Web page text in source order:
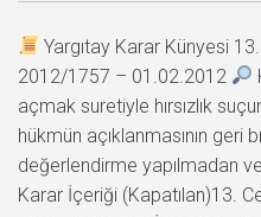
Yargıtay Karar Künyesi
2012/1757 – 01.02.2012
açmak suretiyle hırsızlık
hükmün açıklanmasının geri
değerlendirme yapılmadan
Karar İçeriği